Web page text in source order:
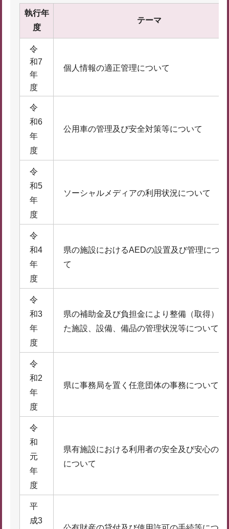
執行年
度
テーマ
令
和7
年
度
個人情報の適正管理について
令
和6
年
度
公用車の管理及び安全対策等について
令
和5
年
度
ソーシャルメディアの利用状況について
令
和4
年
度
県の施設におけるAEDの設置及び管理につい
て
令
和3
年
度
県の補助金及び負担金により整備（取得）さ
た施設、設備、備品の管理状況等について
令
和2
年
度
県に事務局を置く任意団体の事務について
令
和
元
年
度
県有施設における利用者の安全及び安心の確
について
平
成3